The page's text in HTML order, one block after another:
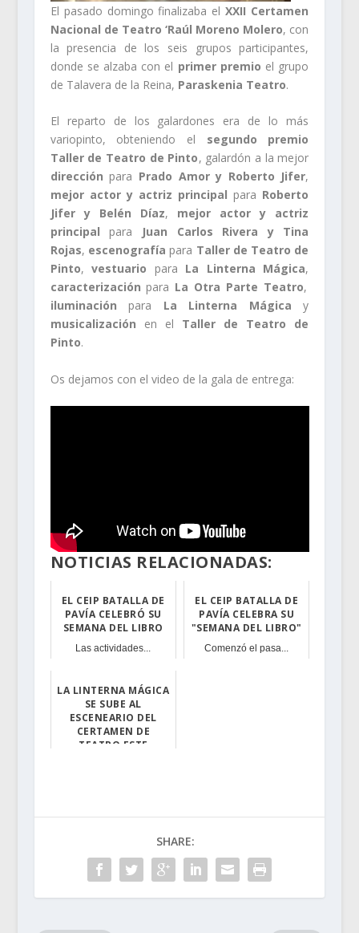
El pasado domingo finalizaba el XXII Certamen
Nacional de Teatro ‘Raúl Moreno Molero, con
la presencia de los seis grupos participantes,
donde se alzaba con el primer premio el grupo
de Talavera de la Reina, Paraskenia Teatro.
El reparto de los galardones era de lo más
variopinto, obteniendo el segundo premio
Taller de Teatro de Pinto, galardón a la mejor
dirección para Prado Amor y Roberto Jifer,
mejor actor y actriz principal para Roberto
Jifer y Belén Díaz, mejor actor y actriz
principal para
Juan Carlos Rivera y Tina
Rojas, escenografía para Taller de Teatro de
Pinto,vestuario para La Linterna Mágica,
caracterización para La Otra Parte Teatro,
iluminación para La Linterna Mágica y
musicalización en el Taller de Teatro de
Pinto.
Os dejamos con el video de la gala de entrega:
NOTICIAS RELACIONADAS:
EL CEIP BATALLA DE
PAVÍA CELEBRÓ SU
SEMANA DEL LIBRO
Las actividades...
EL CEIP BATALLA DE
PAVÍA CELEBRA SU
"SEMANA DEL LIBRO"
Comenzó el pasa...
LA LINTERNA MÁGICA
SE SUBE AL
ESCENEARIO DEL
CERTAMEN DE
TEATRO ESTE
SHARE: